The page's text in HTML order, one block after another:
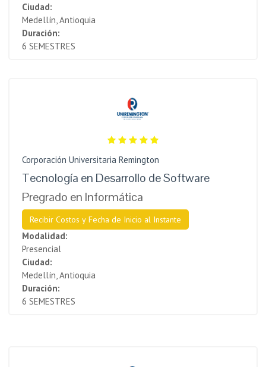
Ciudad:
Medellín, Antioquia
Duración:
6 SEMESTRES
Corporación Universitaria Remington
Tecnología en Desarrollo de Software
Pregrado en Informática
Recibir Costos y Fecha de Inicio al Instante
Modalidad:
Presencial
Ciudad:
Medellín, Antioquia
Duración:
6 SEMESTRES